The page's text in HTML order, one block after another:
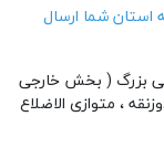
باربری به استان شما ارسال
بزرگ ( بخش خارجی
، متوازی الاضلاع